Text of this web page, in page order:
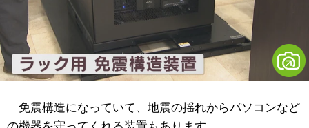
免震構造になっていて、地震の揺れからパソコンなど